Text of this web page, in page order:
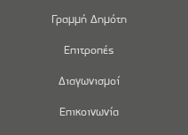
Γραμμή Δημότη
Επιτροπές
Διαγωνισμοί
Επικοινωνία